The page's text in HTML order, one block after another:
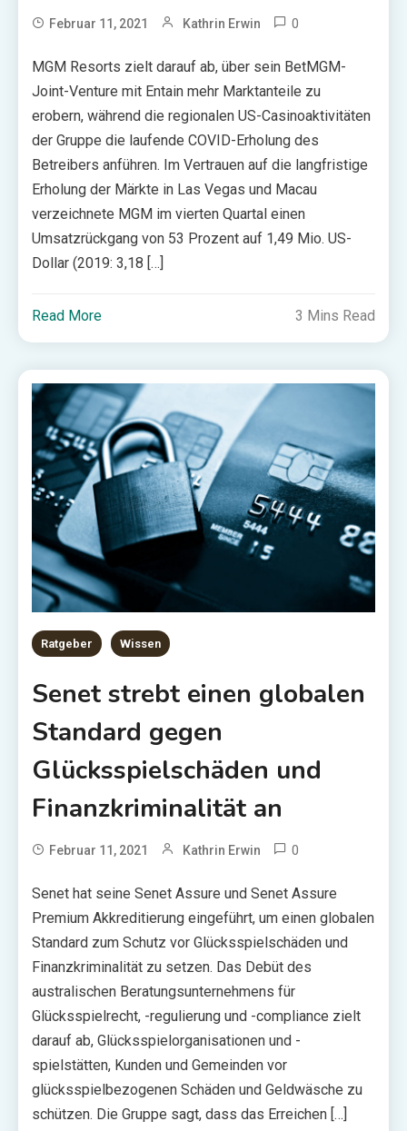
Februar 11, 2021 Kathrin Erwin 0
MGM Resorts zielt darauf ab, über sein BetMGM-
Joint-Venture mit Entain mehr Marktanteile zu
erobern, während die regionalen US-Casinoaktivitäten
der Gruppe die laufende COVID-Erholung des
Betreibers anführen. Im Vertrauen auf die langfristige
Erholung der Märkte in Las Vegas und Macau
verzeichnete MGM im vierten Quartal einen
Umsatzrückgang von 53 Prozent auf 1,49 Mio. US-
Dollar (2019: 3,18 […]
Read More 3 Mins Read
Ratgeber Wissen
Senet strebt einen globalen
Standard gegen
Glücksspielschäden und
Finanzkriminalität an
Februar 11, 2021 Kathrin Erwin 0
Senet hat seine Senet Assure und Senet Assure
Premium Akkreditierung eingeführt, um einen globalen
Standard zum Schutz vor Glücksspielschäden und
Finanzkriminalität zu setzen. Das Debüt des
australischen Beratungsunternehmens für
Glücksspielrecht, -regulierung und -compliance zielt
darauf ab, Glücksspielorganisationen und -
spielstätten, Kunden und Gemeinden vor
glücksspielbezogenen Schäden und Geldwäsche zu
schützen. Die Gruppe sagt, dass das Erreichen […]